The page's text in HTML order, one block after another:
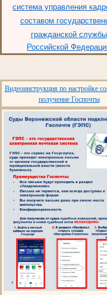
система управления
составом
гражданской службы
Российской
Видеоинструкция по настройке
получение Госпочты